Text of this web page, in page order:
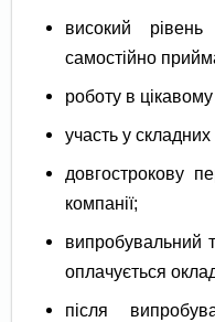
високий рівень
самостійно
роботу в
участь у складних
довгострокову
компанії;
випробувальний
оплачується
після